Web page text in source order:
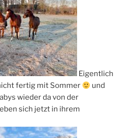
Eigentlich
fertig mit Sommer
und
wieder da von der
sich jetzt in ihrem